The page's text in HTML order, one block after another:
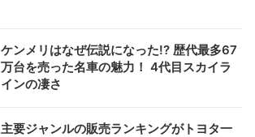
ケンメリはなぜ伝説になった!? 歴代最多67
万台を売った名車の魅力！ 4代目スカイラ
インの凄さ
主要ジャンルの販売ランキングがトヨタ一